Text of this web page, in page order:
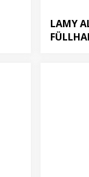
LAMY